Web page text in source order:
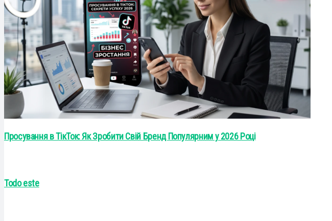
Просування в ТікТок: Як Зробити Свій Бренд Популярним у 2026 Році
Todo este